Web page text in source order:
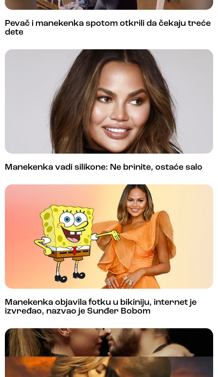
Pevač i manekenka spotom otkrili da čekaju treće
dete
Manekenka vadi silikone: Ne brinite, ostaće salo
Manekenka objavila fotku u bikiniju, internet je
izvređao, nazvao je Sunđer Bobom